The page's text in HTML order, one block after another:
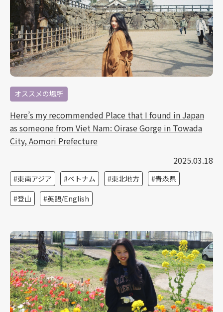
オススメの場所
Here’s my recommended Place that I found in Japan
as someone from Viet Nam: Oirase Gorge in Towada
City, Aomori Prefecture
2025.03.18
東南アジア ベトナム 東北地方
青森県
登山
英語/English